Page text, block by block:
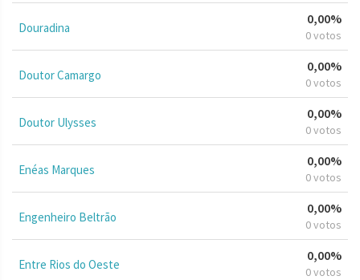
Douradina
0,00%
0 votos
Doutor Camargo
0,00%
0 votos
Doutor Ulysses
0,00%
0 votos
Enéas Marques
0,00%
0 votos
Engenheiro Beltrão
0,00%
0 votos
Entre Rios do Oeste
0,00%
0 votos